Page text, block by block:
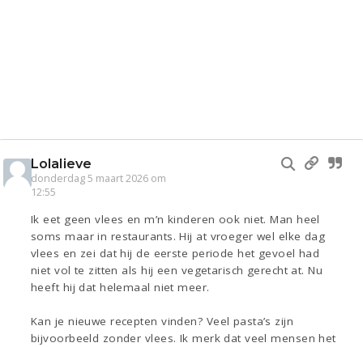
Lolalieve
donderdag 5 maart 2026 om
12:55
Ik eet geen vlees en m’n kinderen ook niet. Man heel
soms maar in restaurants. Hij at vroeger wel elke dag
vlees en zei dat hij de eerste periode het gevoel had
niet vol te zitten als hij een vegetarisch gerecht at. Nu
heeft hij dat helemaal niet meer.
Kan je nieuwe recepten vinden? Veel pasta’s zijn
bijvoorbeeld zonder vlees. Ik merk dat veel mensen het